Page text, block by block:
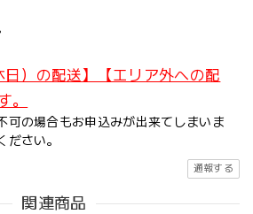
）の配送】【エリア外への配
。
可の場合もお申込みが出来てしまいま
ださい。
通報する
関連商品